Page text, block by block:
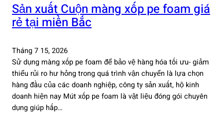
Sản xuất Cuộn màng xốp pe foam giá
rẻ tại miền Bắc
Tháng 7 15, 2026
Sử dụng màng xốp pe foam để bảo vệ hàng hóa tối ưu- giảm
thiểu rủi ro hư hỏng trong quá trình vận chuyển là lựa chọn
hàng đầu của các doanh nghiệp, công ty sản xuất, hộ kinh
doanh hiện nay Mút xốp pe foam là vật liệu đóng gói chuyên
dụng giúp hấp…